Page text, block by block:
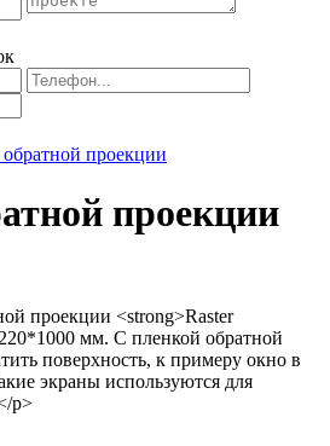
проекции
проекции
проекции <strong>Raster
мм. С пленкой обратной
поверхность, к примеру окно в
экраны используются для
p>